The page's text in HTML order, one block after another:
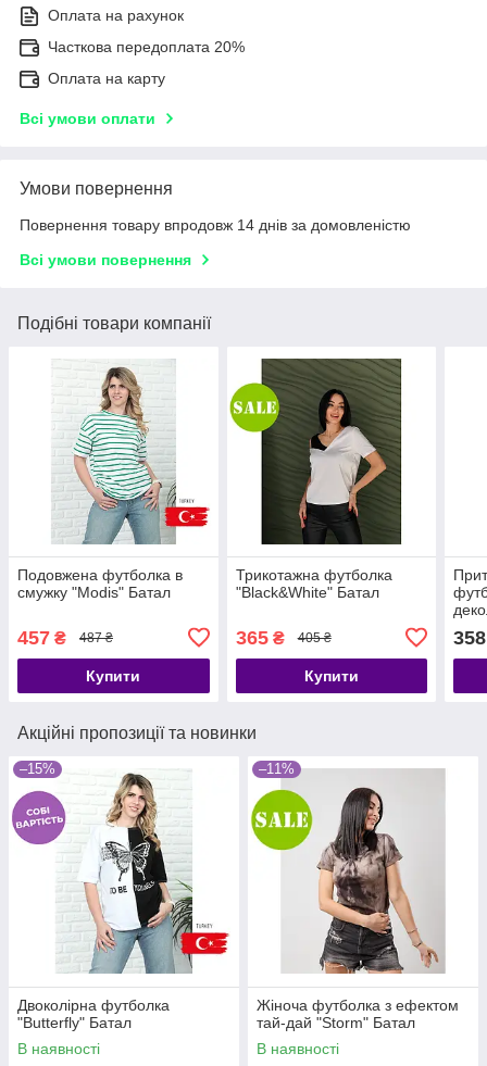
Оплата на рахунок
Часткова передоплата 20%
Оплата на карту
Всі умови оплати
Умови повернення
Повернення товару впродовж 14 днів за домовленістю
Всі умови повернення
Подібні товари компанії
Подовжена футболка в
смужку "Modis" Батал
457 ₴ 487 ₴
Купити
Трикотажна футболка
"Black&White" Батал
365₴ 405 ₴
Купити
358
Акційні пропозиції та новинки
–15%
Двоколірна футболка
"Butterfly" Батал
В наявності
–11%
Жіноча футболка з ефектом
тай-дай "Storm" Батал
В наявності